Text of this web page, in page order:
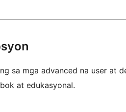
sa mga advanced na user at
at edukasyonal.